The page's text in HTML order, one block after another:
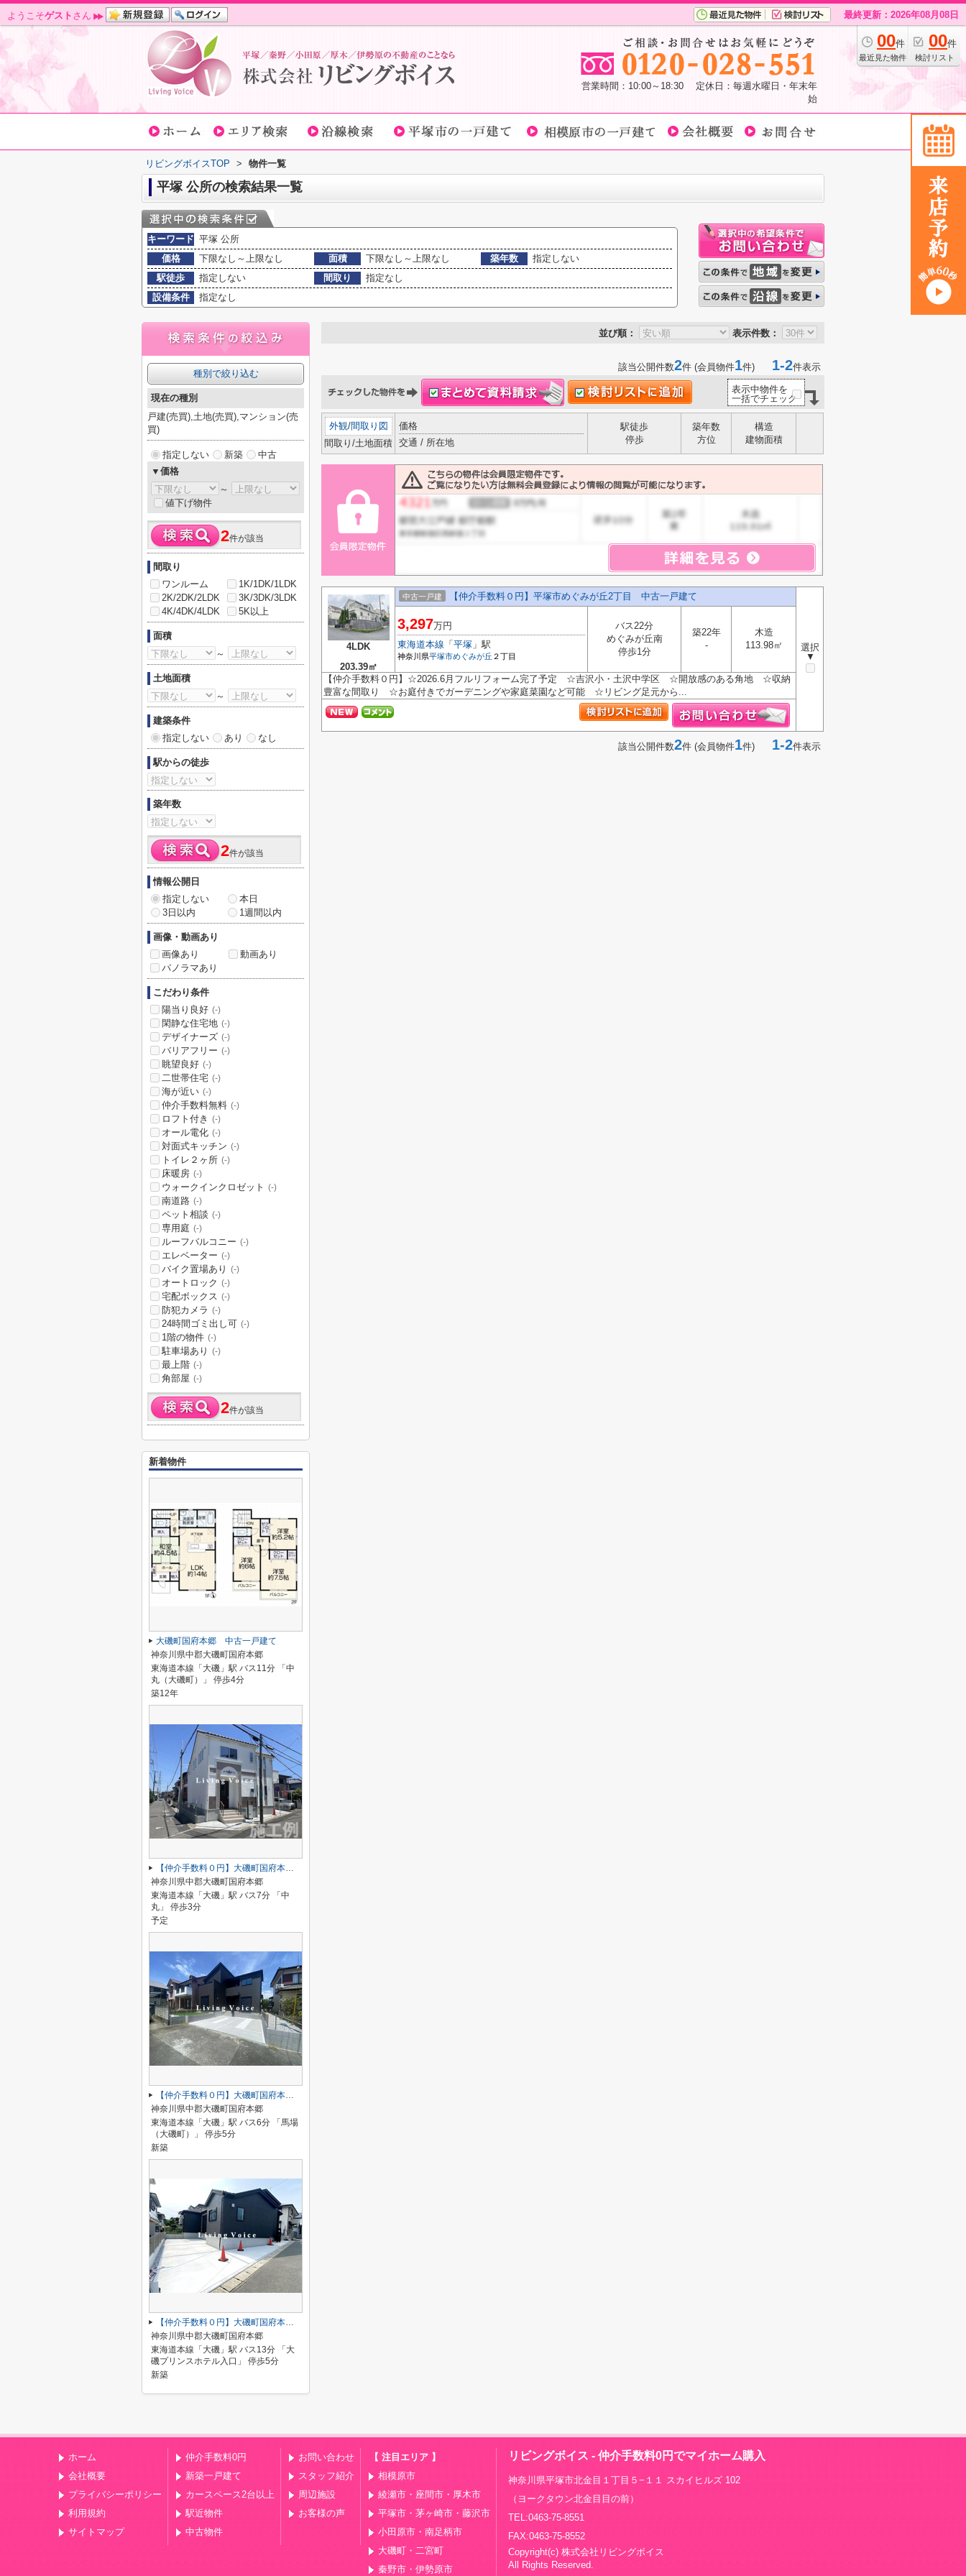
ようこそゲスト さん 最終更新：2026年08月08日
00件
最近見た物件
00件
検討リスト
営業時間：10:00～18:30 定休日：毎週水曜日・年末年
始
リビングボイスTOP > 物件一覧
平塚 公所の検索結果一覧
キーワード 平塚 公所
価格
下限なし～上限なし 面積 下限なし～上限なし 築年数
指定しない
駅徒歩
指定しない 間取り
指定なし
設備条件
指定なし
並び順： 表示件数：
該当公開件数2件 (会員物件1件) 1-2件表示
表示中物件を
一括でチェック
外観/間取り図
間取り/土地面積
価格
交通 / 所在地
駅徒歩
停歩
築年数
方位
構造
建物面積
4LDK
203.39㎡
中古一戸建 【仲介手数料０円】平塚市めぐみが丘2丁目 中古一戸建て
選択
▼
3,297万円
東海道本線 「 平塚 」駅
神奈川県平塚市めぐみが丘 ２丁目
バス22分
めぐみが丘南
停歩1分
築22年
-
木造
113.98㎡
【仲介手数料０円】☆2026.6月フルリフォーム完了予定 ☆吉沢小・土沢中学区 ☆開放感のある角地 ☆収納
豊富な間取り ☆お庭付きでガーデニングや家庭菜園など可能 ☆リビング足元から...
該当公開件数2件 (会員物件1件) 1-2件表示
種別で絞り込む
現在の種別
戸建(売買),土地(売買),マンション(売
買)
指定しない 新築
中古
▼価格
～
値下げ物件
2件が該当
間取り
ワンルーム
1K/1DK/1LDK
2K/2DK/2LDK
3K/3DK/3LDK
4K/4DK/4LDK
5K以上
面積
～
土地面積
～
建築条件
指定しない
あり なし
駅からの徒歩
築年数
2件が該当
情報公開日
指定しない
本日
3日以内
1週間以内
画像・動画あり
画像あり
動画あり
パノラマあり
こだわり条件
陽当り良好 (-)
閑静な住宅地 (-)
デザイナーズ (-)
バリアフリー (-)
眺望良好 (-)
二世帯住宅 (-)
海が近い (-)
仲介手数料無料 (-)
ロフト付き (-)
オール電化 (-)
対面式キッチン (-)
トイレ２ヶ所 (-)
床暖房 (-)
ウォークインクロゼット (-)
南道路 (-)
ペット相談 (-)
専用庭 (-)
ルーフバルコニー (-)
エレベーター (-)
バイク置場あり (-)
オートロック (-)
宅配ボックス (-)
防犯カメラ (-)
24時間ゴミ出し可 (-)
1階の物件 (-)
駐車場あり (-)
最上階 (-)
角部屋 (-)
2件が該当
新着物件
大磯町国府本郷 中古一戸建て
神奈川県中郡大磯町国府本郷
東海道本線「大磯」駅 バス11分 「中
丸（大磯町）」 停歩4分
築12年
【仲介手数料０円】大磯町国府本郷2期 新築一戸建て 全5区画
神奈川県中郡大磯町国府本郷
東海道本線「大磯」駅 バス7分 「中
丸」 停歩3分
予定
【仲介手数料０円】大磯町国府本郷18期 新築一戸建て
神奈川県中郡大磯町国府本郷
東海道本線「大磯」駅 バス6分 「馬場
（大磯町）」 停歩5分
新築
【仲介手数料０円】大磯町国府本郷第2期 新築一戸建て
神奈川県中郡大磯町国府本郷
東海道本線「大磯」駅 バス13分 「大
磯プリンスホテル入口」 停歩5分
新築
ホーム
会社概要
プライバシーポリシー
利用規約
サイトマップ
仲介手数料0円
新築一戸建て
カースペース2台以上
駅近物件
中古物件
お問い合わせ
スタッフ紹介
周辺施設
お客様の声
【 注目エリア 】
相模原市
綾瀬市・座間市・厚木市
平塚市・茅ヶ崎市・藤沢市
小田原市・南足柄市
大磯町・二宮町
秦野市・伊勢原市
リビングボイス - 仲介手数料0円でマイホーム購入
神奈川県平塚市北金目１丁目５−１１ スカイヒルズ 102
（ヨークタウン北金目目の前）
TEL:0463-75-8551
FAX:0463-75-8552
Copyright(c) 株式会社リビングボイス
All Rights Reserved.